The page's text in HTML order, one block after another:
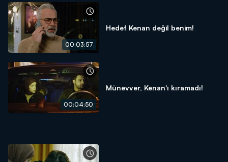
00:03:57
Hedef Kenan değil benim!
00:04:50
Münevver, Kenan'ı kıramadı!